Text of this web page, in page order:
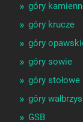
góry
góry krucze
góry
góry sowie
góry stołowe
góry
GSB